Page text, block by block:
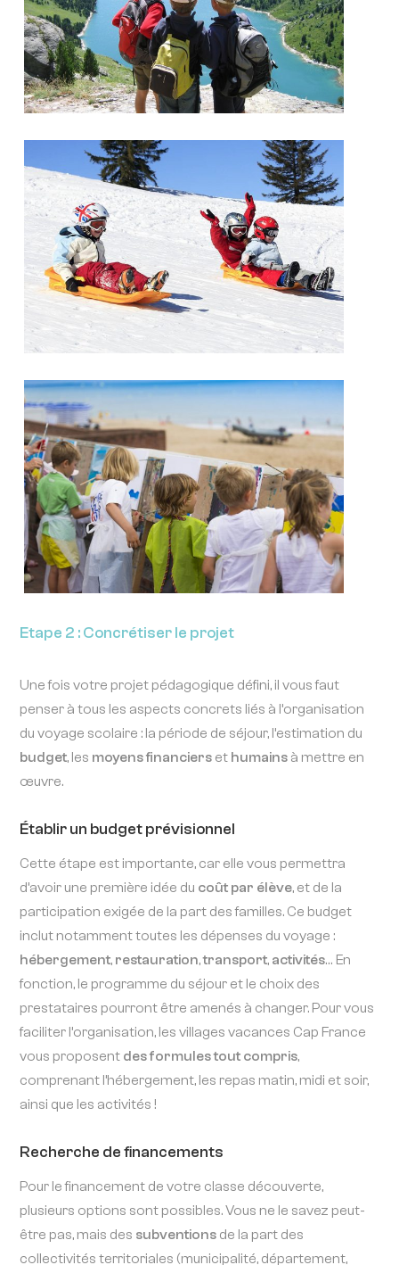
Etape 2 : Concrétiser le projet
Une fois votre projet pédagogique défini, il vous faut
penser à tous les aspects concrets liés à l’organisation
du voyage scolaire : la période de séjour, l’estimation du
budget, les moyens financiers et humains à mettre en
œuvre.
Établir un budget prévisionnel
Cette étape est importante, car elle vous permettra
d’avoir une première idée du coût par élève, et de la
participation exigée de la part des familles. Ce budget
inclut notamment toutes les dépenses du voyage :
hébergement, restauration,transport, activités… En
fonction, le programme du séjour et le choix des
prestataires pourront être amenés à changer. Pour vous
faciliter l’organisation, les villages vacances Cap France
vous proposent des formules tout compris,
comprenant l’hébergement, les repas matin, midi et soir,
ainsi que les activités !
Recherche de financements
Pour le financement de votre classe découverte,
plusieurs options sont possibles. Vous ne le savez peut-
être pas, mais des subventions de la part des
collectivités territoriales (municipalité, département,